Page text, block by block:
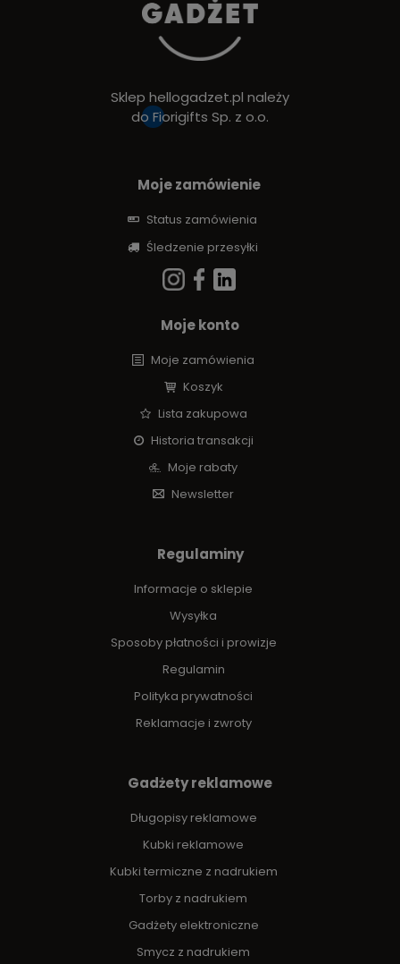
Sklep hellogadzet.pl należy
do Fiorigifts Sp. z o.o.
Moje zamówienie
Status zamówienia
Śledzenie przesyłki
Moje konto
Moje zamówienia
Koszyk
Lista zakupowa
Historia transakcji
Moje rabaty
Newsletter
Regulaminy
Informacje o sklepie
Wysyłka
Sposoby płatności i prowizje
Regulamin
Polityka prywatności
Reklamacje i zwroty
Gadżety reklamowe
Długopisy reklamowe
Kubki reklamowe
Kubki termiczne z nadrukiem
Torby z nadrukiem
Gadżety elektroniczne
Smycz z nadrukiem